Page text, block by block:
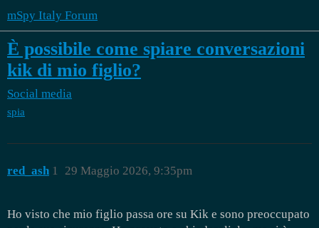
mSpy Italy Forum
È possibile come spiare conversazioni
kik di mio figlio?
Social media
spia
red_ash 29 Maggio 2026, 9:35pm
1
Ho visto che mio figlio passa ore su Kik e sono preoccupato